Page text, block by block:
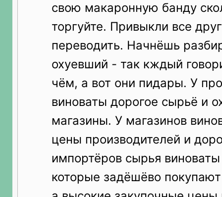
свою макаронную банду
торгуйте. Привыкли все
переводить. Начнёшь
охуевший - так кждый
чём, а вот они пидары. У
виноваты дорогое сырьё и
магазины. У магазинов
цены производителей и
импортёров сырья
которые задёшёво